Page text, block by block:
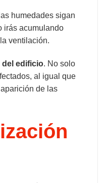
humedades sigan
irás acumulando
ventilación.
del edificio. No solo
al igual que
de las